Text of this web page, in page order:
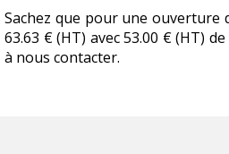
Sachez que pour une
63.63 € (HT) avec 53.00 € (HT)
à nous contacter.